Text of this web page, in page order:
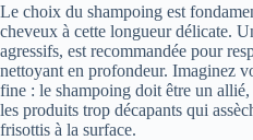
Le choix du shampoing est
cheveux à cette longueur délicate.
agressifs, est recommandée pour
nettoyant en profondeur. Imaginez
fine : le shampoing doit être un
les produits trop décapants qui
frisottis à la surface.